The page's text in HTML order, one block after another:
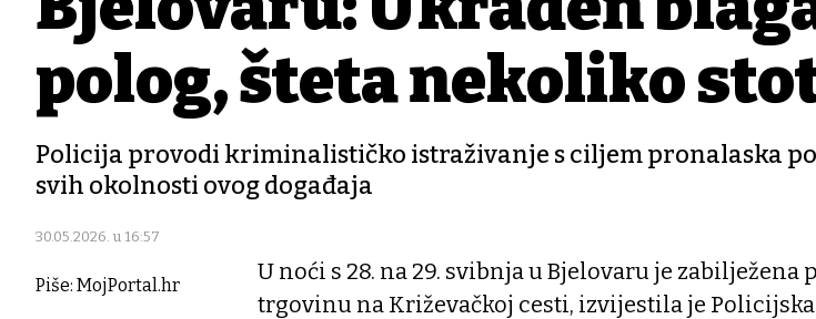
polog, šteta nekoliko
Policija provodi kriminalističko istraživanje s ciljem pronalaska
svih okolnosti ovog događaja
30.05.2026. u 16:57
Piše: MojPortal.hr
U noći s 28. na 29. svibnja u Bjelovaru je zabilježena
trgovinu na Križevačkoj cesti, izvijestila je